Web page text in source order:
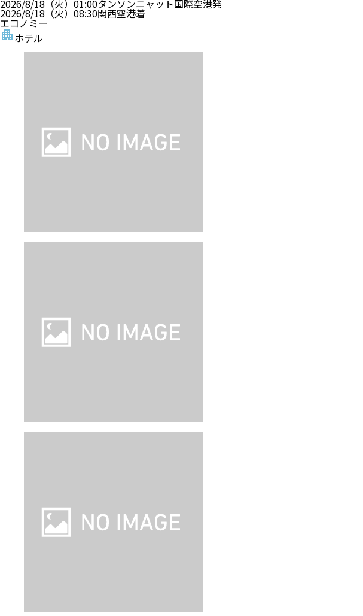
2026/8/18（火） 01:00タンソンニャット国際空港発
2026/8/18（火） 08:30関西空港着
エコノミー
ホテル